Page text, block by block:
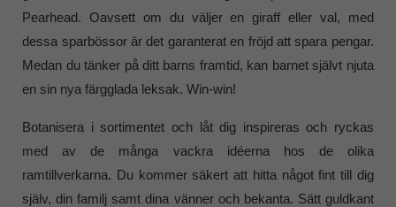
Pearhead. Oavsett om du väljer en giraff eller val, med
dessa sparbössor är det garanterat en fröjd att spara pengar.
Medan du tänker på ditt barns framtid, kan barnet självt njuta
en sin nya färgglada leksak. Win-win!
Botanisera i sortimentet och låt dig inspireras och ryckas
med av de många vackra idéerna hos de olika
ramtillverkarna. Du kommer säkert att hitta något fint till dig
själv, din familj samt dina vänner och bekanta. Sätt guldkant